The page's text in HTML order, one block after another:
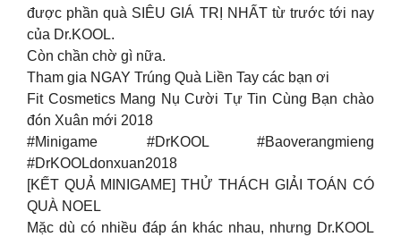
được phần quà SIÊU GIÁ TRỊ NHẤT từ trước tới nay
của Dr.KOOL.
Còn chần chờ gì nữa.
Tham gia NGAY Trúng Quà Liền Tay các bạn ơi
Fit Cosmetics Mang Nụ Cười Tự Tin Cùng Bạn chào
đón Xuân mới 2018
#Minigame #DrKOOL #Baoverangmieng
#DrKOOLdonxuan2018
[KẾT QUẢ MINIGAME] THỬ THÁCH GIẢI TOÁN CÓ
QUÀ NOEL
Mặc dù có nhiều đáp án khác nhau, nhưng Dr.KOOL